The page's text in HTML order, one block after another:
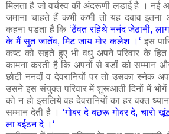
मिलता है जो वर्चस्व की अंदरूणी लडाई है । नई
जमाना चाहते हैं कभी कभी तो यह दबाव
कहना पडता है कि ‘ठेंवत रहिथे ननंद जेठानी,
के मैं सुत जातेंव, मिट जाय मोर कलेश ।‘ इस
कष्ट को सहते हुए भी वधु अपने परिवार के
कामना करती है कि अपनों से बडों को सम्मान
छोटी ननदों व देवरानियों पर तो उसका स्नेक
उसने इस संयुक्त परिवार में शुरूआती दिनों में
को न हो इसलिये वह देवरानियों का हर वक्त
सम्मान देती है । ‘गोबर दे बछरू गोबर दे, चारो
ला बईठन दे ।‘